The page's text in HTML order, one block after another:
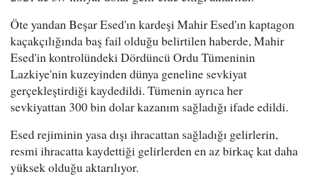
Öte yandan Beşar Esed'ın kardeşi Mahir Esed'ın kaptagon
kaçakçılığında baş fail olduğu belirtilen haberde, Mahir
Esed'in kontrolündeki Dördüncü Ordu Tümeninin
Lazkiye'nin kuzeyinden dünya geneline sevkiyat
gerçekleştirdiği kaydedildi. Tümenin ayrıca her
sevkiyattan 300 bin dolar kazanım sağladığı ifade edildi.
Esed rejiminin yasa dışı ihracattan sağladığı gelirlerin,
resmi ihracatta kaydettiği gelirlerden en az birkaç kat daha
yüksek olduğu aktarılıyor.